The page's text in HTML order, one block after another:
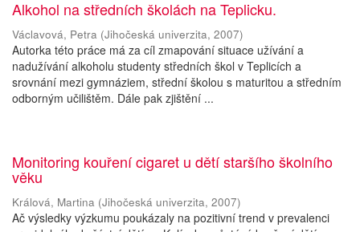
Alkohol na středních školách na Teplicku.
Václavová, Petra (Jihočeská univerzita, 2007)
Autorka této práce má za cíl zmapování situace užívání a
nadužívání alkoholu studenty středních škol v Teplicích a
srovnání mezi gymnáziem, střední školou s maturitou a středním
odborným učilištěm. Dále pak zjištění ...
Monitoring kouření cigaret u dětí staršího školního
věku
Králová, Martina (Jihočeská univerzita, 2007)
Ač výsledky výzkumu poukázaly na pozitivní trend v prevalenci